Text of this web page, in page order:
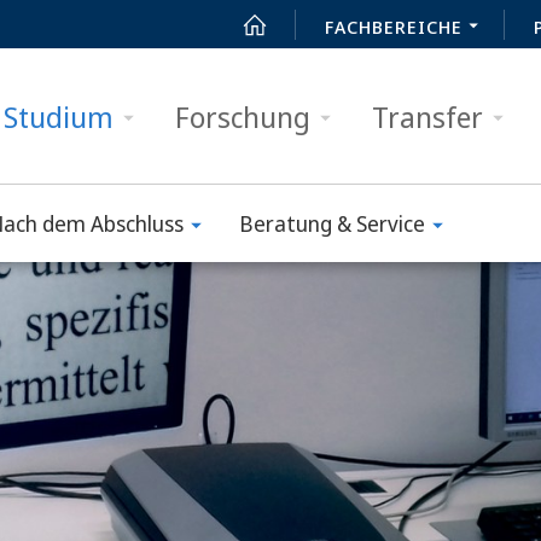
FACHBEREICHE
Studium Forschung Transfer
dem Abschluss Beratung & Service